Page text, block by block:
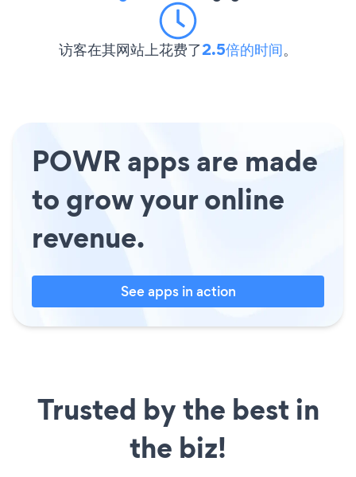
访客在其网站上花费了2.5倍的时间。
POWR apps are made
to grow your online
revenue.
See apps in action
Trusted by the best in
the biz!